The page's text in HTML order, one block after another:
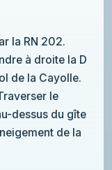
202.
à droite la D
de la